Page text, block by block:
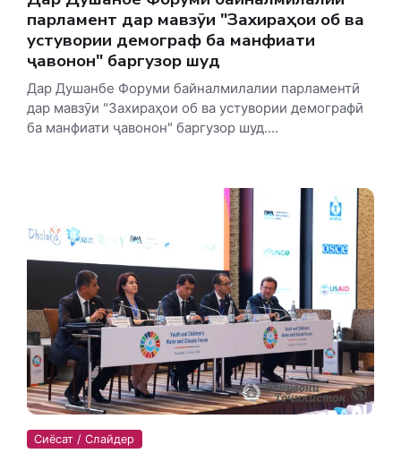
парламентӣ дар мавзӯи "Захираҳои об ва
устувории демографӣ ба манфиати
ҷавонон" баргузор шуд
Дар Душанбе Форуми байналмилалии парламентӣ
дар мавзӯи "Захираҳои об ва устувории демографӣ
ба манфиати ҷавонон" баргузор шуд....
Сиёсат / Слайдер